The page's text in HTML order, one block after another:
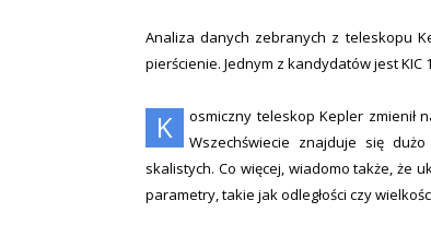
Analiza danych zebranych z teleskopu
pierścienie. Jednym z kandydatów jest KIC
K
osmiczny teleskop Kepler zmienił
Wszechświecie znajduje się
skalistych. Co więcej, wiadomo także, że
parametry, takie jak odległości czy